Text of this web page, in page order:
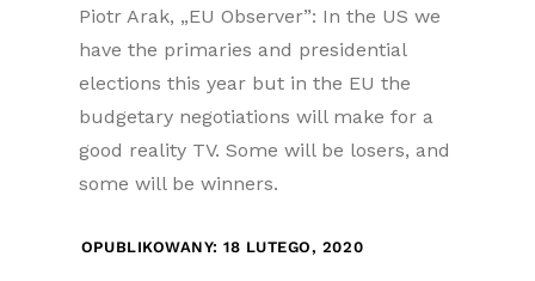
Piotr Arak, „EU Observer”: In the US we
have the primaries and presidential
elections this year but in the EU the
budgetary negotiations will make for a
good reality TV. Some will be losers, and
some will be winners.
OPUBLIKOWANY: 18 LUTEGO, 2020